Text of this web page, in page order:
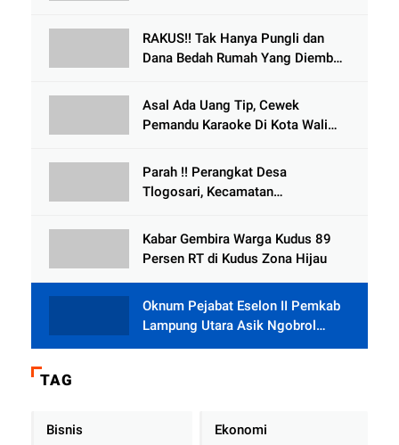
Meninggal Dunia
RAKUS!! Tak Hanya Pungli dan
Dana Bedah Rumah Yang Diembat,
Tlogowungu, di Duga
Selewengkan Bantuan Mushola
Asal Ada Uang Tip, Cewek
Pemandu Karaoke Di Kota Wali
Parah !! Perangkat Desa
Tlogosari, Kecamatan
Rumah dari BAZNAS
Kabar Gembira Warga Kudus 89
Persen RT di Kudus Zona Hijau
Oknum Pejabat Eselon II Pemkab
Lampung Utara Asik Ngobrol
Dengan Teman Kencan Wanitanya
TAG
Bisnis Ekonomi